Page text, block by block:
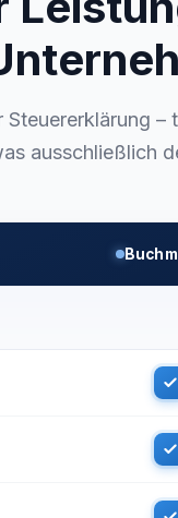
ausschließlich